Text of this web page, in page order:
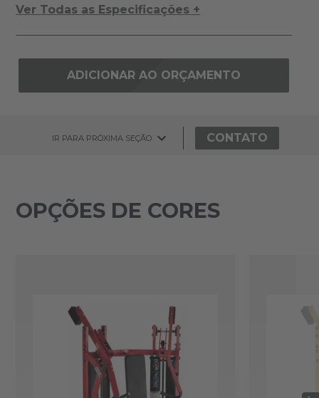
Ver Todas as Especificações +
ADICIONAR AO ORÇAMENTO
IR PARA PRÓXIMA SEÇÃO CONTATO
OPÇÕES DE CORES